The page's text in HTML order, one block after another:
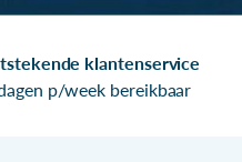
klantenservice
p/week bereikbaar